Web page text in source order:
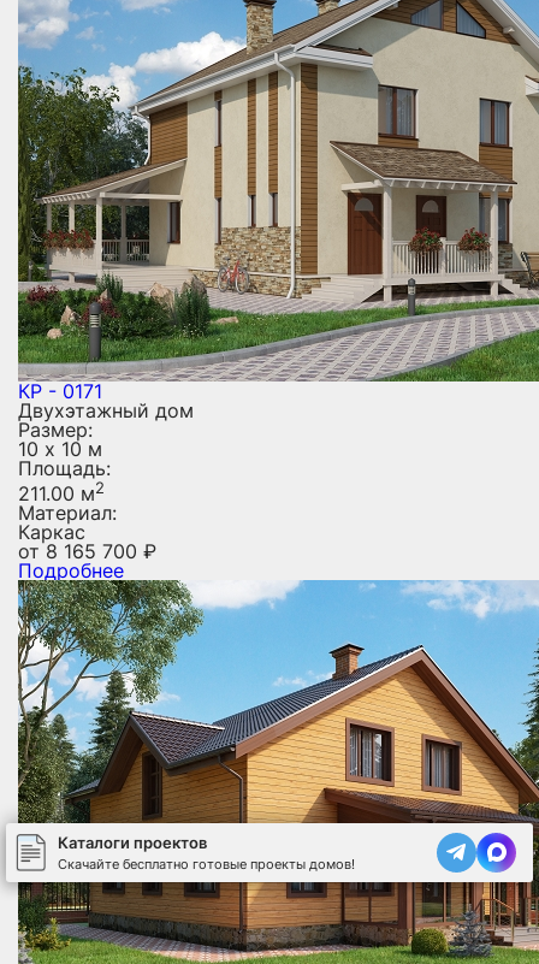
КР - 0171
Двухэтажный дом
Размер:
10 х 10 м
Площадь:
211.00 м2
Материал:
Каркас
от8 165 700 ₽
Подробнее
Каталоги проектов
Скачайте бесплатно готовые проекты домов!